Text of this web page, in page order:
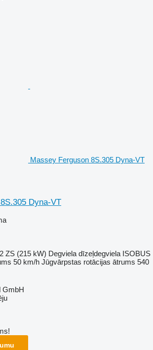
Massey Ferguson 8S.305 Dyna-VT
Dyna-VT
ZS (215 kW) Degviela dīzeļdegviela ISOBUS
50 km/h Jūgvārpstas rotācijas ātrums 540
GmbH